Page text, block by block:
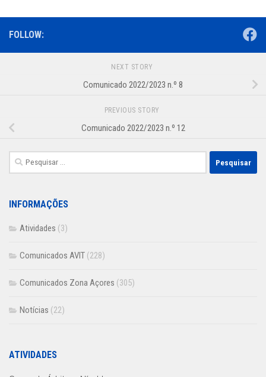
FOLLOW:
NEXT STORY
Comunicado 2022/2023 n.º 8
PREVIOUS STORY
Comunicado 2022/2023 n.º 12
Pesquisar
por:
INFORMAÇÕES
Atividades (3)
Comunicados AVIT (228)
Comunicados Zona Açores (305)
Notícias (22)
ATIVIDADES